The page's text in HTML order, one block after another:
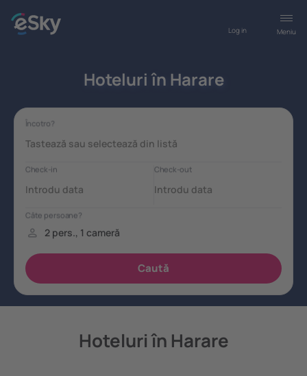
Meniu
Log in
Hoteluri în Harare
Hoteluri în Harare